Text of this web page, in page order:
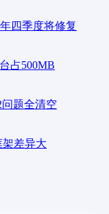
四季度将修复
占500MB
问题全清空
架差异大